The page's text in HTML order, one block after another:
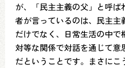
が、「民主主義の父」と呼
者が言っているのは、民主主
だけでなく、日常生活の中で
対等な関係で対話を通じて
だということです。まさにこ